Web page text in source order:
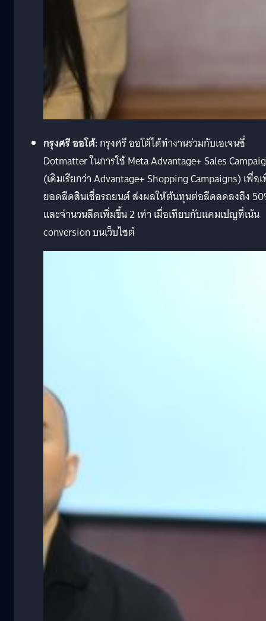
กรุงศรี ออโต้:กรุงศรี ออโต้ได้ทำงานร่วมกับเอเจนซี่
Dotmatter ในการใช้ Meta Advantage+ Sales
(เดิมเรียกว่า Advantage+ Shopping Campaigns) เพื่อ
ยอดลีดสินเชื่อรถยนต์ ส่งผลให้ต้นทุนต่อลีดลดลงถึง
และจำนวนลีดเพิ่มขึ้น 2 เท่า เมื่อเทียบกับแคมเปญที่เน้น
conversion บนเว็บไซต์